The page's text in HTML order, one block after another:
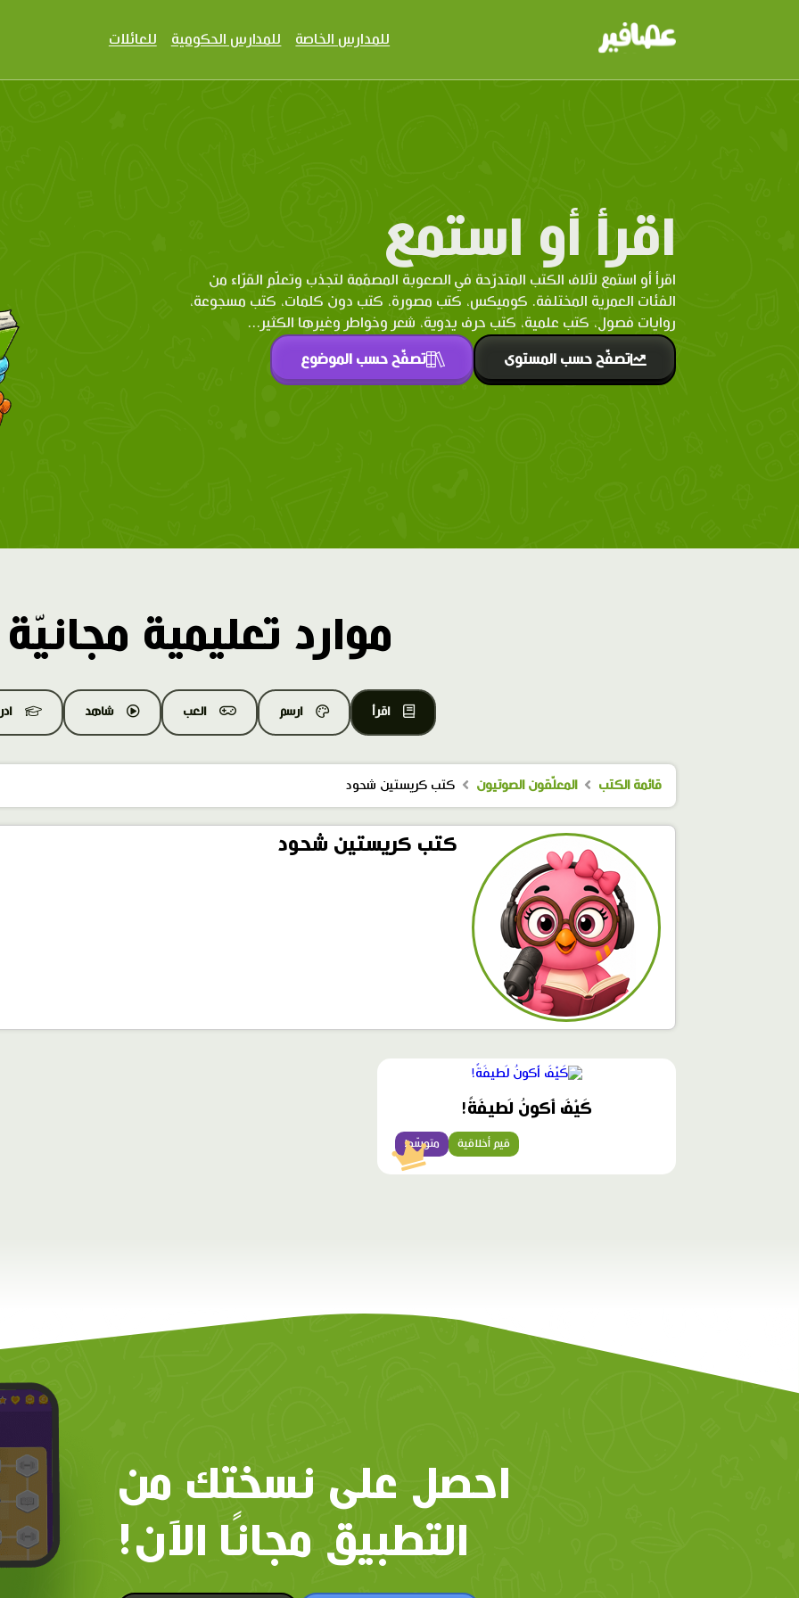
للمدارس الخاصة للمدارس الحكومية للعائلات
اقرأ أو استمع
اقرأ أو استمع لآلاف الكتب المتدرّحة في الصعوبة المصمّمة لتجذب وتعلّم القرّاء من
الفئات العمرية المختلفة. كوميكس، كتب مصورة، كتب دون كلمات، كتب مسجوعة،
روايات فصول، كتب علمية، كتب حرف يدوية، شعر وخواطر وغيرها الكثير...
تصفّح حسب المستوى تصفّح حسب الموضوع
موارد تعليمية مجانيّة
اقرأ ارسم العب شاهد
قائمة الكتب المعلّقون الصوتيون كتب كريستين شحود
كتب كريستين شحود
محتوى
كَيْفَ أَكونُ لَطيفَةً!
متوسّط قيم أخلاقية
احصل على نسختك من
التطبيق مجانًا الآن!